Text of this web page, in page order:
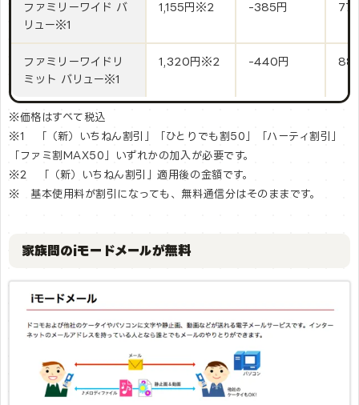
ファミリーワイド バ
リュー※1
1,155円※2 -385円
ファミリーワイドリ
ミット バリュー※1
1,320円※2 -440円
※価格はすべて税込
※1 「（新）いちねん割引」「ひとりでも割50」「ハーティ割引」
「ファミ割MAX50」いずれかの加入が必要です。
※2 「（新）いちねん割引」適用後の金額です。
※ 基本使用料が割引になっても、無料通信分はそのままです。
家族間のiモードメールが無料